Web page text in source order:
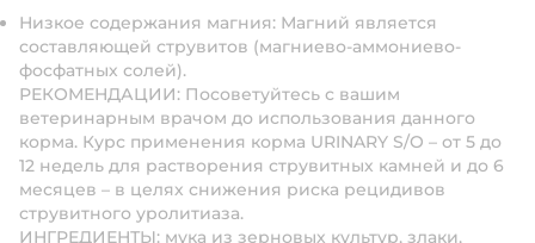
Низкое содержания магния: Магний является
составляющей струвитов (магниево-аммониево-
фосфатных солей).
РЕКОМЕНДАЦИИ: Посоветуйтесь с вашим
ветеринарным врачом до использования данного
корма. Курс применения корма URINARY S/O – от 5 до
12 недель для растворения струвитных камней и до 6
месяцев – в целях снижения риска рецидивов
струвитного уролитиаза.
ИНГРЕДИЕНТЫ: мука из зерновых культур, злаки,